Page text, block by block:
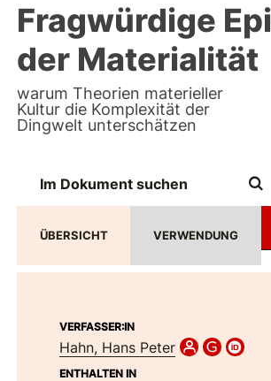
Fragwürdige
der Materialität
warum Theorien materieller
Kultur die Komplexität der
Dingwelt unterschätzen
ÜBERSICHT VERWENDUNG
VERFASSER:IN
Hahn, Hans Peter
ENTHALTEN IN